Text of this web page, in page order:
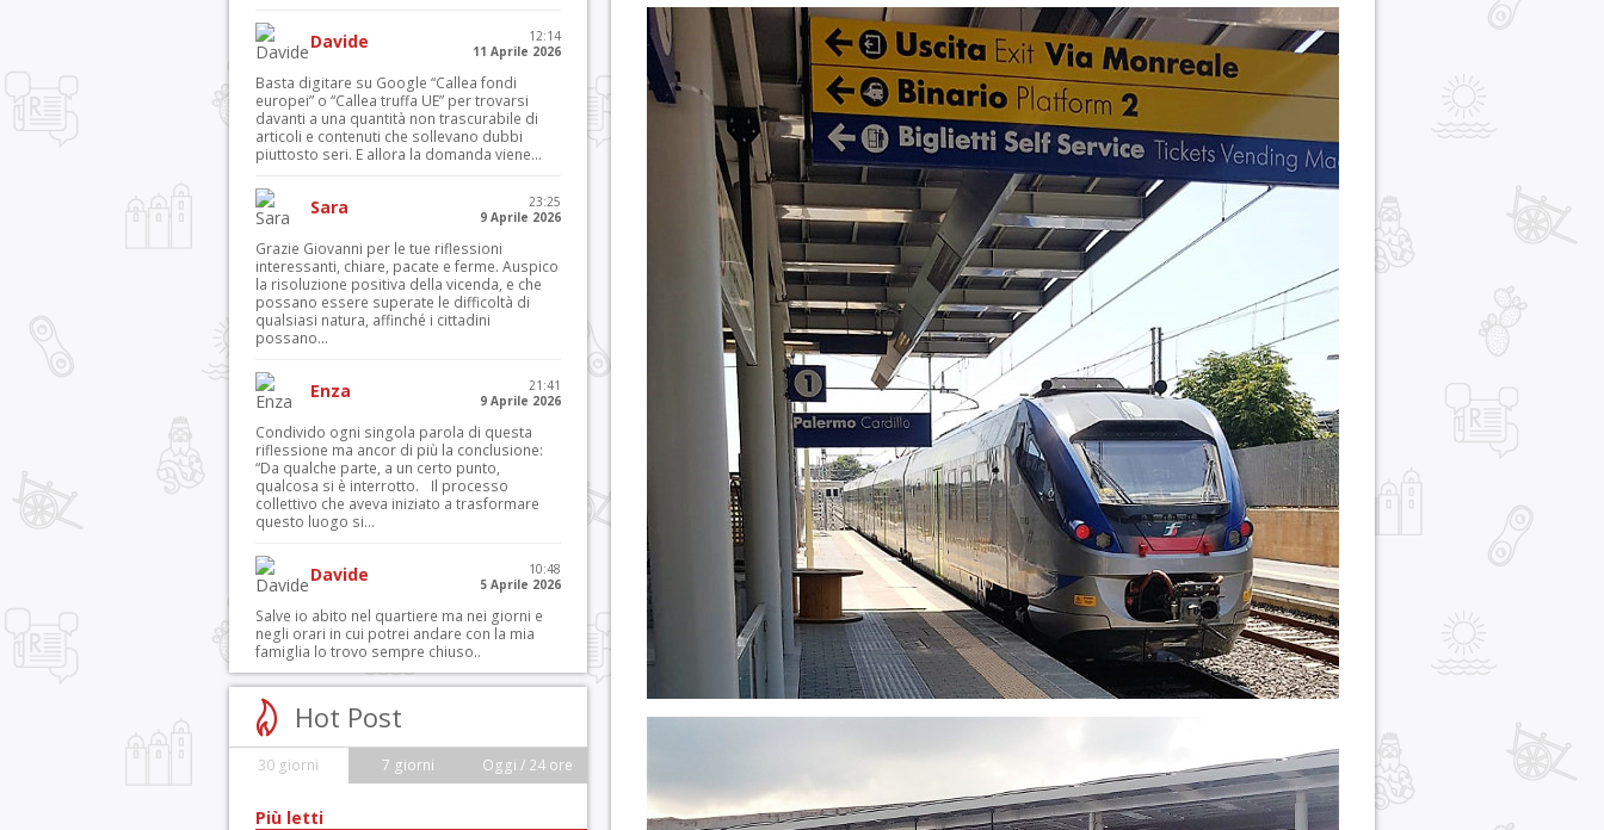
Davide
12:14
11 Aprile 2026
Basta digitare su Google “Callea fondi
europei” o “Callea truffa UE” per trovarsi
davanti a una quantità non trascurabile di
articoli e contenuti che sollevano dubbi
piuttosto seri. E allora la domanda viene...
Sara
23:25
9 Aprile 2026
Grazie Giovanni per le tue riflessioni
interessanti, chiare, pacate e ferme. Auspico
la risoluzione positiva della vicenda, e che
possano essere superate le difficoltà di
qualsiasi natura, affinché i cittadini
possano...
Enza
21:41
9 Aprile 2026
Condivido ogni singola parola di questa
riflessione ma ancor di più la conclusione:
“Da qualche parte, a un certo punto,
qualcosa si è interrotto. Il processo
collettivo che aveva iniziato a trasformare
questo luogo si...
Davide
10:48
5 Aprile 2026
Salve io abito nel quartiere ma nei giorni e
negli orari in cui potrei andare con la mia
famiglia lo trovo sempre chiuso..
Hot Post
30 giorni 7 giorni Oggi / 24 ore
Più letti